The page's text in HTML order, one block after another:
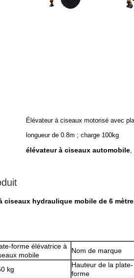
Élévateur à ciseaux motorisé avec
longueur de 0.8m ; charge 100kg
élévateur à ciseaux automobile,
ciseaux hydraulique mobile de 6
forme élévatrice à
mobile
Nom de marque
kg
Hauteur de la plate-
forme